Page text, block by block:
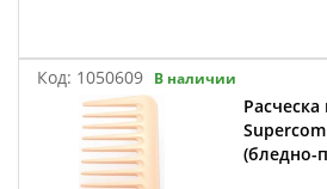
Код: 1050609 В наличии
Расческа
(бледно-